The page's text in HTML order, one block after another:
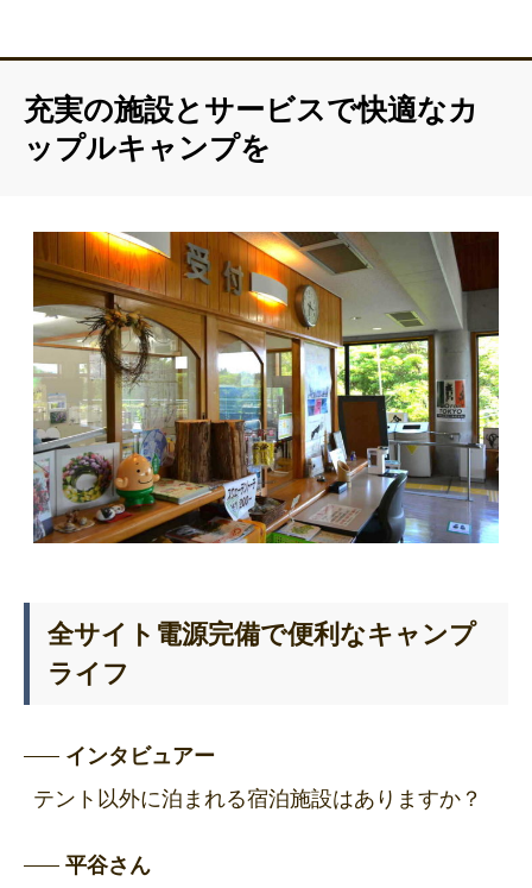
充実の施設とサービスで快適なカ
ップルキャンプを
全サイト電源完備で便利なキャンプ
ライフ
インタビュアー
テント以外に泊まれる宿泊施設はありますか？
平谷さん